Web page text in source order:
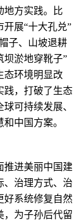
地方实践。比
展“十大孔兑”
子、山坡退耕
坝淤地穿靴子”
态环境明显改
践，打破了生态
可持续发展、
中国方案。
进美丽中国建
、治理方式、治
好系统修复自然
，为子孙后代留